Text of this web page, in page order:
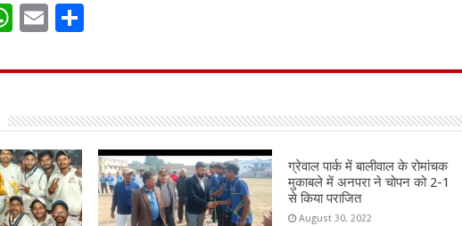
W
at
A
p
p
E
ai
S
ar
ग्रेवाल पार्क में बालीवाल के रोमांचक
मुकाबले में अनपरा ने चोपन को 2-1
से किया पराजित
August 30, 2022